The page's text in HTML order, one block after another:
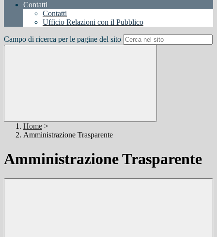
Contatti
Contatti
Ufficio Relazioni con il Pubblico
Campo di ricerca per le pagine del sito
Home >
Amministrazione Trasparente
Amministrazione Trasparente